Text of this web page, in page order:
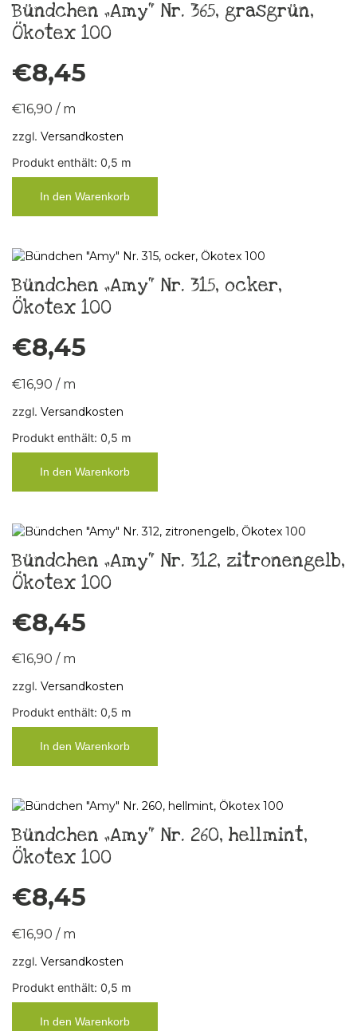
Bündchen „Amy“ Nr. 365, grasgrün,
Ökotex 100
€8,45
€16,90 / m
zzgl. Versandkosten
Produkt enthält: 0,5 m
In den Warenkorb
Bündchen „Amy“ Nr. 315, ocker,
Ökotex 100
€8,45
€16,90 / m
zzgl. Versandkosten
Produkt enthält: 0,5 m
In den Warenkorb
Bündchen „Amy“ Nr. 312, zitronengelb,
Ökotex 100
€8,45
€16,90 / m
zzgl. Versandkosten
Produkt enthält: 0,5 m
In den Warenkorb
Bündchen „Amy“ Nr. 260, hellmint,
Ökotex 100
€8,45
€16,90 / m
zzgl. Versandkosten
Produkt enthält: 0,5 m
In den Warenkorb